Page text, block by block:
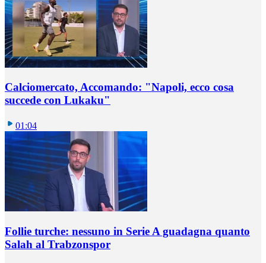
Calciomercato, Accomando: "Napoli, ecco cosa
succede con Lukaku"
01:04
Follie turche: nessuno in Serie A guadagna quanto
Salah al Trabzonspor